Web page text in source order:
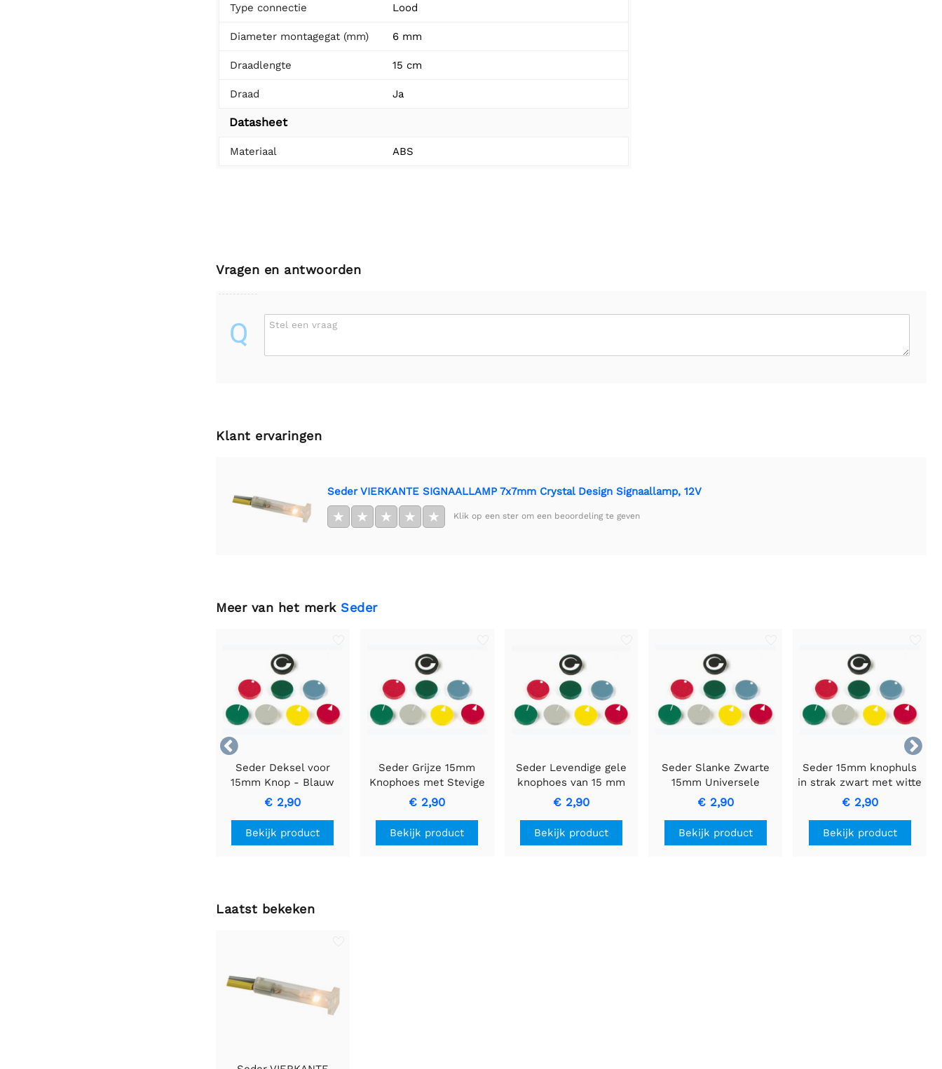
Type connectie Lood
Diameter montagegat (mm) 6 mm
Draadlengte 15 cm
Draad Ja
Datasheet
Materiaal ABS
Vragen en antwoorden
Q Stel een vraag
Klant ervaringen
Seder VIERKANTE SIGNAALLAMP 7x7mm Crystal Design Signaallamp, 12V
★ ★ ★ ★ ★ Klik op een ster om een beoordeling te geven
Meer van het merk Seder


Seder Deksel voor
15mm Knop - Blauw
met Witte Lijn
€ 2,90
Bekijk product
Seder Grijze 15mm
Knophoes met Stevige
Grip en Duurzaamheid
€ 2,90
Bekijk product
Seder Levendige gele
knophoes van 15 mm
met witte pijl
€ 2,90
Bekijk product
Seder Slanke Zwarte
15mm Universele
Knopkap
€ 2,90
Bekijk product
Seder 15mm knophuls
in strak zwart met witte
pijl
€ 2,90
Bekijk product
Laatst bekeken